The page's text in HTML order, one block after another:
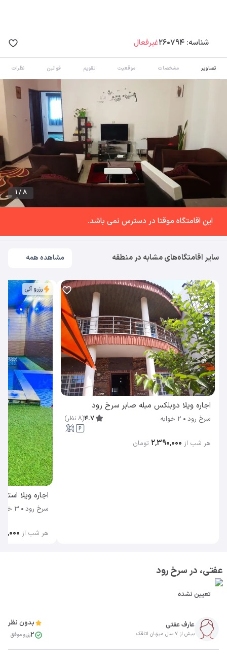
شناسه: 260794غیرفعال
تصاویر مشخصات موقعیت تقویم قوانین نظرات
1 / 8
این اقامتگاه موقتا در دسترس نمی باشد.
سایر اقامتگاه‌های مشابه در منطقه مشاهده همه
اجاره ویلا دوبلکس مبله صابر سرخ رود
سرخ رود 2 خوابه 4.7
(
8 نظر)
هر شب از ۲٬۳۹۰٬۰۰۰ تومان
رزرو آنی
سرخ رود 3 خوابه
هر شب از
عفتی، در سرخ رود
تعیین نشده
عارف عفتی
بیش از 7 سال میزبان اتاقک
بدون نظر
2رزرو موفق